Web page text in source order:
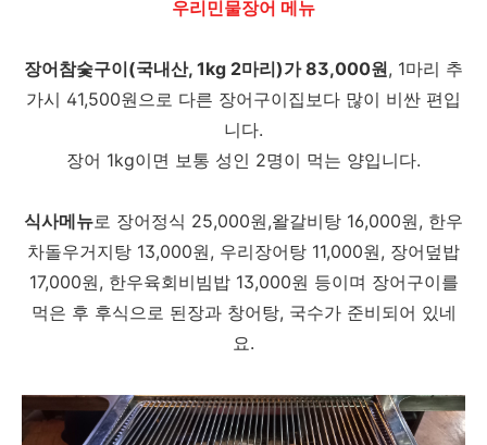
우리민물장어 메뉴
장어참숯구이(국내산, 1kg 2마리)가 83,000원, 1마리 추
가시 41,500원으로 다른 장어구이집보다 많이 비싼 편입
니다.
장어 1kg이면 보통 성인 2명이 먹는 양입니다.
식사메뉴로 장어정식 25,000원,왈갈비탕 16,000원, 한우
차돌우거지탕 13,000원, 우리장어탕 11,000원, 장어덮밥
17,000원, 한우육회비빔밥 13,000원 등이며 장어구이를
먹은 후 후식으로 된장과 창어탕, 국수가 준비되어 있네
요.